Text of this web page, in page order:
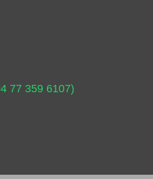
77 359 6107)